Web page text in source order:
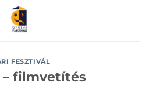
FESZTIVÁL
– filmvetítés